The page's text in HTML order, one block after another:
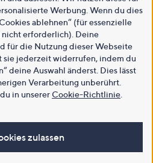
Werbung. Wenn du dies
ablehnen“ (für essenzielle
erforderlich). Deine
für die Nutzung dieser Webseite
sie jederzeit widerrufen, indem du
deine Auswahl änderst. Dies lässt
Verarbeitung unberührt.
in unsererCookie-Richtlinie
zulassen